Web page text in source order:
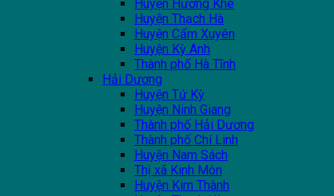
Huyện Hương Khê
Huyện Thạch Hà
Huyện Cẩm Xuyên
Huyện Kỳ Anh
Thành phố Hà Tĩnh
Hải Dương
Huyện Tứ Kỳ
Huyện Ninh Giang
Thành phố Hải Dương
Thành phố Chí Linh
Huyện Nam Sách
Thị xã Kinh Môn
Huyện Kim Thành